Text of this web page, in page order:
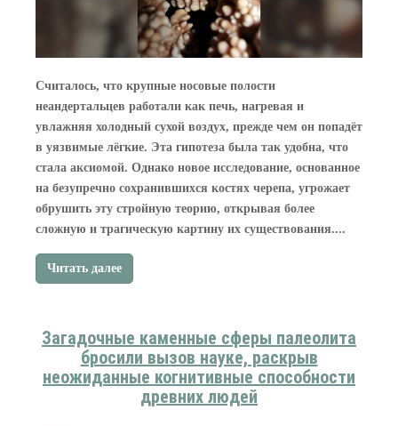
Считалось, что крупные носовые полости
неандертальцев работали как печь, нагревая и
увлажняя холодный сухой воздух, прежде чем он попадёт
в уязвимые лёгкие. Эта гипотеза была так удобна, что
стала аксиомой. Однако новое исследование, основанное
на безупречно сохранившихся костях черепа, угрожает
обрушить эту стройную теорию, открывая более
сложную и трагическую картину их существования....
Читать далее
Загадочные каменные сферы палеолита
бросили вызов науке, раскрыв
неожиданные когнитивные способности
древних людей